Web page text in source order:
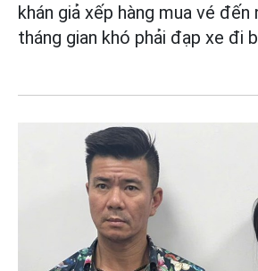
khán giả xếp hàng mua vé đến
tháng gian khó phải đạp xe đi